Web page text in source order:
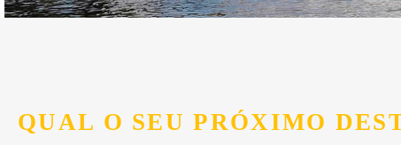
QUAL O SEU PRÓXIMO